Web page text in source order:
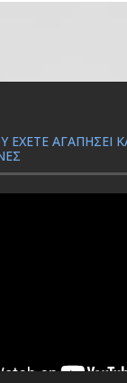
ΑΓΑΠΉΣΕΙ